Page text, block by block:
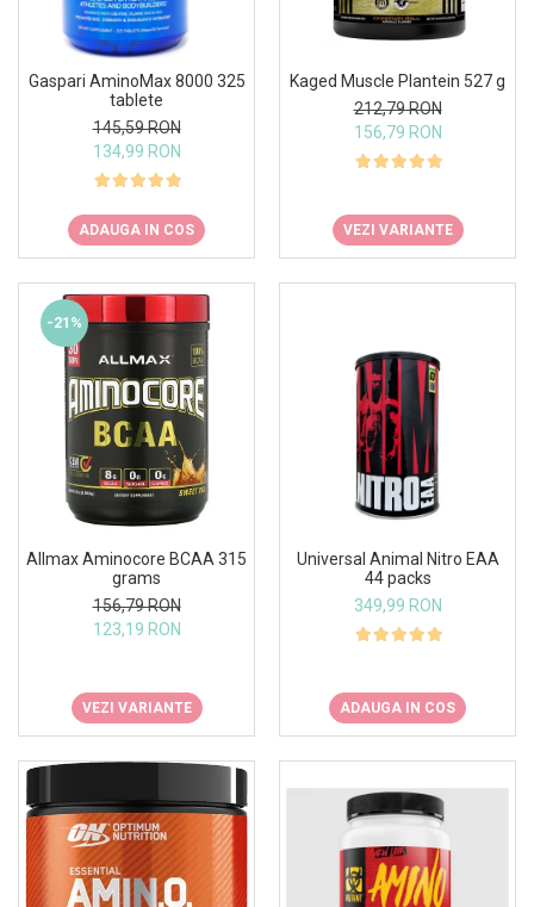
Vitamine bărbați / femei
Îngrijire personală
Insulated
JNX Sports
Kaged
Kevin Levrone
Muscle Meds
Muscle Pharm
Muscletech
Naughty Boy
Neocell
Nordic Naturals
NOW Foods
Nutrex
Olimp Sport Nutrition
Optimum Nutrition
Osavi
PerfectShaker
PeScience
Pro Tan
Puritan`s Pride
Raw Nutrition
REDCON1
Revoflex
Rich Piana 5% Nutrition
RIPT
Gaspari AminoMax 8000 325
tablete
145,59 RON
134,99 RON
ADAUGA IN COS
Kaged Muscle Plantein 527 g
212,79 RON
156,79 RON
VEZI VARIANTE
-21%
Allmax Aminocore BCAA 315
grams
156,79 RON
123,19 RON
VEZI VARIANTE
Universal Animal Nitro EAA
44 packs
349,99 RON
ADAUGA IN COS